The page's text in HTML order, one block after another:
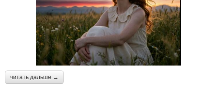
читать дальше →